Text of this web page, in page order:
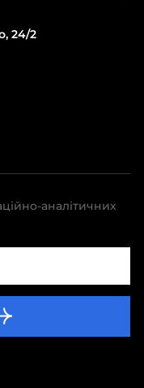
24/2
аналітичних